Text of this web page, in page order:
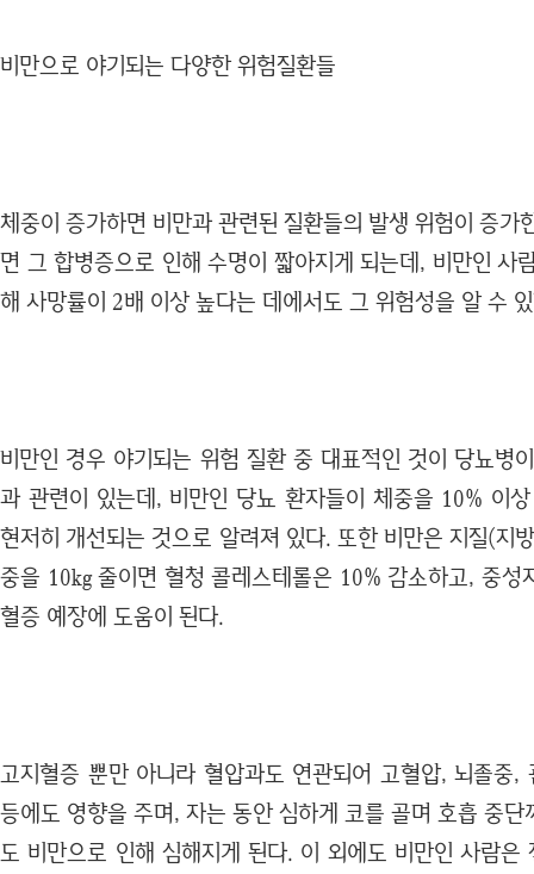
비만으로 야기되는 다양한 위험질환들
체중이 증가하면 비만과 관련된 질환들의 발생 위험이 증가
면 그 합병증으로 인해 수명이 짧아지게 되는데, 비만인 사
해 사망률이 2배 이상 높다는 데에서도 그 위험성을 알 수
비만인 경우 야기되는 위험 질환 중 대표적인 것이 당뇨병
과 관련이 있는데, 비만인 당뇨 환자들이 체중을 10% 이
현저히 개선되는 것으로 알려져 있다. 또한 비만은 지질(지
중을 10kg 줄이면 혈청 콜레스테롤은 10% 감소하고, 중성
혈증 예장에 도움이 된다.
고지혈증 뿐만 아니라 혈압과도 연관되어 고혈압, 뇌졸중,
등에도 영향을 주며, 자는 동안 심하게 코를 골며 호흡 중단
도 비만으로 인해 심해지게 된다. 이 외에도 비만인 사람은